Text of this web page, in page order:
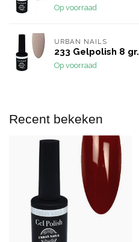
Op voorraad
URBAN NAILS
233 Gelpolish 8 gr.
Op voorraad
Recent bekeken